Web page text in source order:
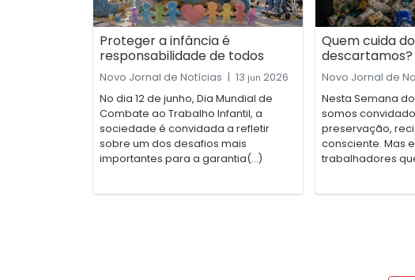
Proteger a infância é
responsabilidade de todos
Novo Jornal de Notícias 13 jun 2026
No dia 12 de junho, Dia Mundial de
Combate ao Trabalho Infantil, a
sociedade é convidada a refletir
sobre um dos desafios mais
importantes para a garantia(...)
Quem cuida
descartamos?
Novo Jornal de
Nesta Semana
somos
preservação,
consciente. Mas
trabalhadores